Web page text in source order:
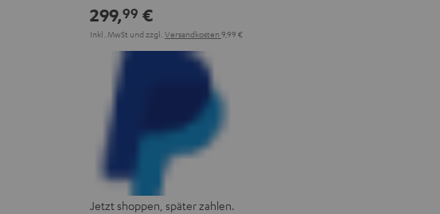
299,99 €
Inkl. MwSt und zzgl. Versandkosten 9,99 €
Jetzt shoppen, später zahlen.